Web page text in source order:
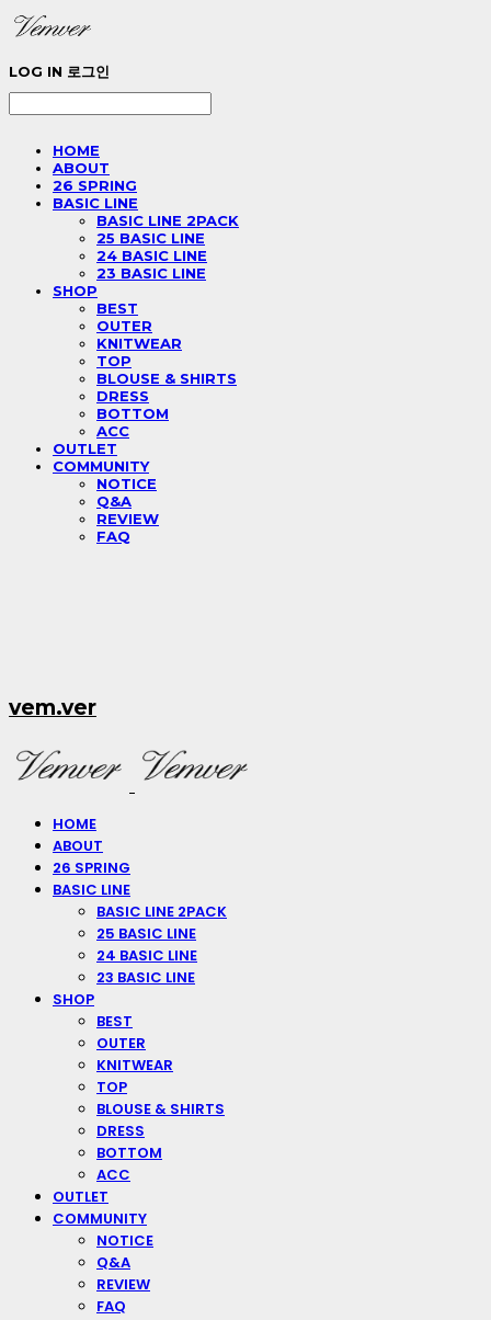
LOG IN 로그인
HOME
ABOUT
26 SPRING
BASIC LINE
BASIC LINE 2PACK
25 BASIC LINE
24 BASIC LINE
23 BASIC LINE
SHOP
BEST
OUTER
KNITWEAR
TOP
BLOUSE & SHIRTS
DRESS
BOTTOM
ACC
OUTLET
COMMUNITY
NOTICE
Q&A
REVIEW
FAQ
vem.ver
HOME
ABOUT
26 SPRING
BASIC LINE
BASIC LINE 2PACK
25 BASIC LINE
24 BASIC LINE
23 BASIC LINE
SHOP
BEST
OUTER
KNITWEAR
TOP
BLOUSE & SHIRTS
DRESS
BOTTOM
ACC
OUTLET
COMMUNITY
NOTICE
Q&A
REVIEW
FAQ